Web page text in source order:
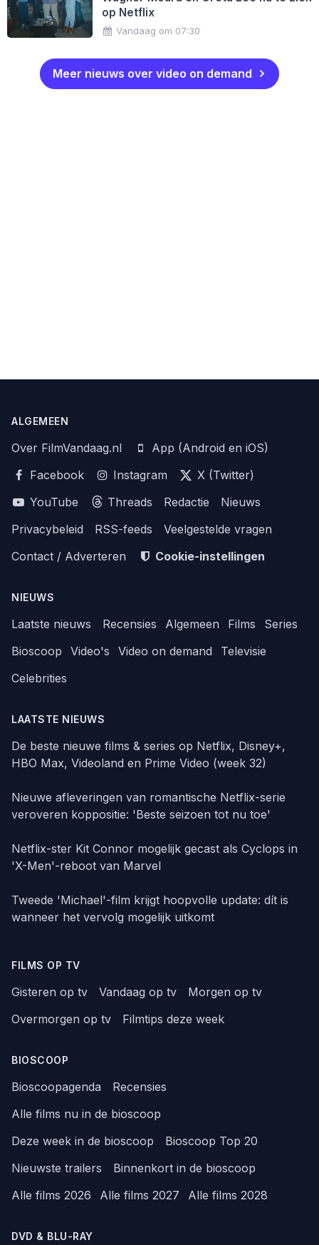
op Netflix
Vandaag om 07:30
Meer nieuws over video on demand
ALGEMEEN
Over FilmVandaag.nl
App (Android en iOS)
Facebook
Instagram
X (Twitter)
YouTube
Threads Redactie
Nieuws
Privacybeleid
RSS-feeds
Veelgestelde vragen
Contact / Adverteren
Cookie-instellingen
NIEUWS
Laatste nieuws Recensies Algemeen Films
Series
Bioscoop
Video's Video on demand
Televisie
Celebrities
LAATSTE NIEUWS
De beste nieuwe films & series op Netflix, Disney+,
HBO Max, Videoland en Prime Video (week 32)
Nieuwe afleveringen van romantische Netflix-serie
veroveren koppositie: 'Beste seizoen tot nu toe'
Netflix-ster Kit Connor mogelijk gecast als Cyclops in
'X-Men'-reboot van Marvel
Tweede 'Michael'-film krijgt hoopvolle update: dít is
wanneer het vervolg mogelijk uitkomt
FILMS OP TV
Gisteren op tv Vandaag op tv
Morgen op tv
Overmorgen op tv
Filmtips deze week
BIOSCOOP
Bioscoopagenda
Recensies
Alle films nu in de bioscoop
Deze week in de bioscoop
Bioscoop Top 20
Nieuwste trailers
Binnenkort in de bioscoop
Alle films 2026
Alle films 2027 Alle films 2028
DVD & BLU-RAY